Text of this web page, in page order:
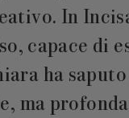
In
capace di
ha
ma